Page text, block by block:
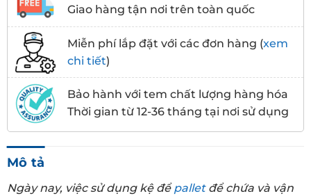
Giao hàng tận nơi trên toàn quốc
Miễn phí lắp đặt với các đơn hàng (xem
chi tiết)
Bảo hành với tem chất lượng hàng hóa
Thời gian từ 12-36 tháng tại nơi sử dụng
Mô tả
Ngày nay, việc sử dụng kệ để palletđể chứa và vận